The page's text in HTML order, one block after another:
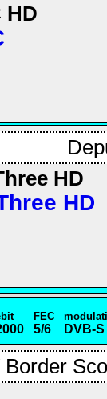
HD
HD
HD
FEC
5/6 DVB-
Border